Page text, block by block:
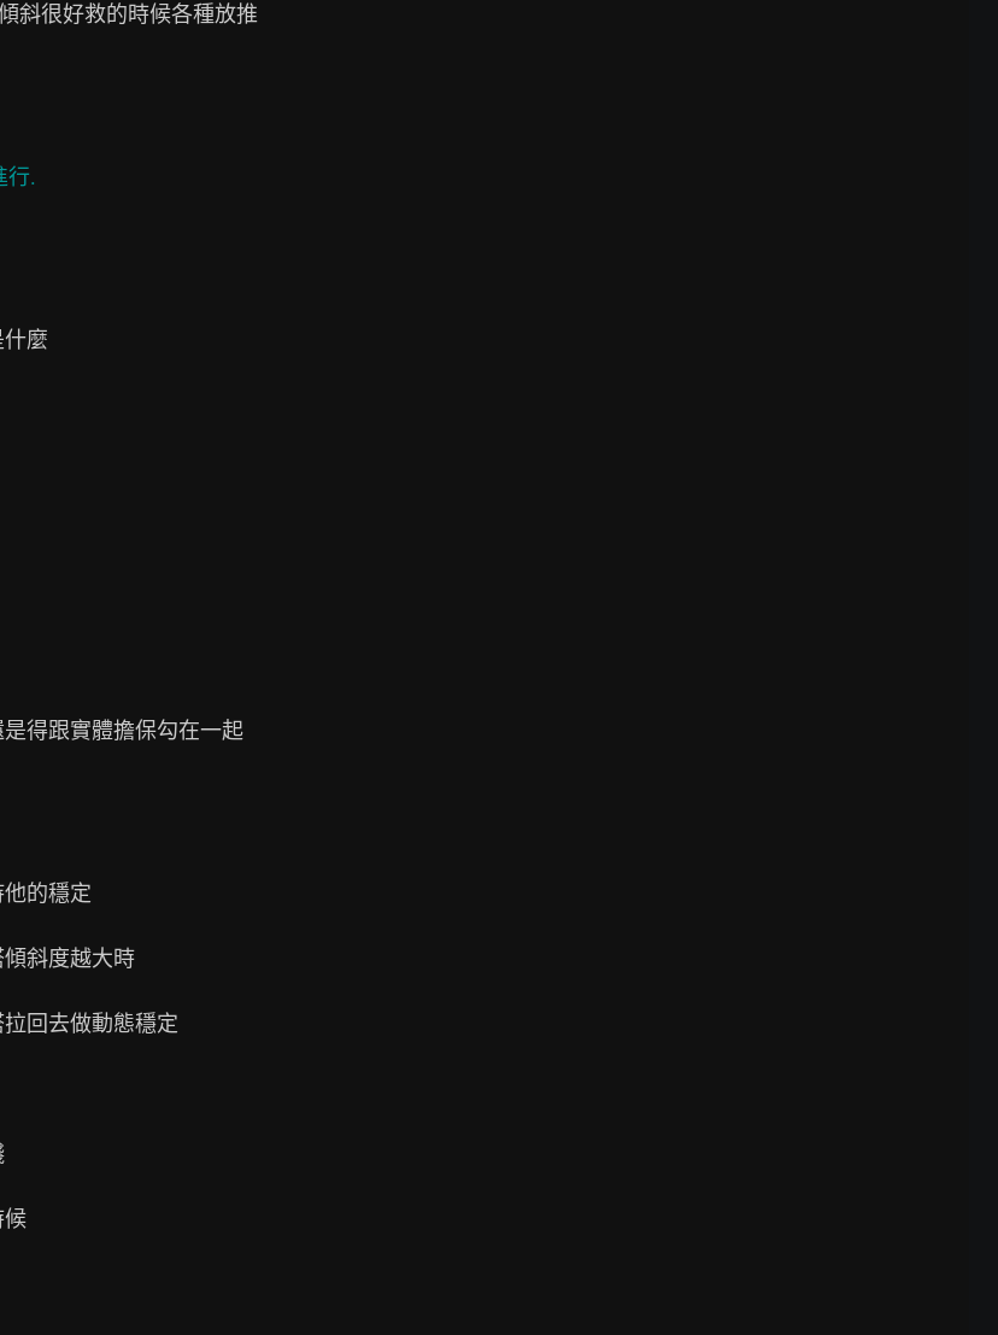
斜很好救的時候各種放推
行.
麼
得跟實體擔保勾在一起
的穩定
斜度越大時
回去做動態穩定
候